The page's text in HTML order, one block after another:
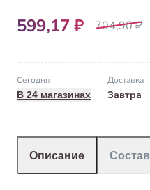
599,17 ₽ 704,90 ₽
Сегодня
В 24 магазинах
Доставка
Завтра
Описание Состав